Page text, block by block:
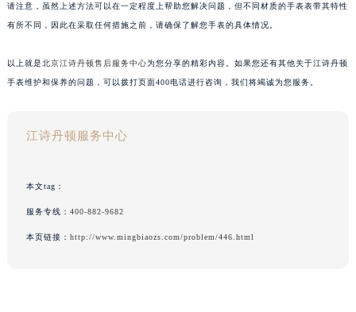
请注意，虽然上述方法可以在一定程度上帮助您解决问题，但不同材质的手表表带其特性
有所不同，因此在采取任何措施之前，请确保了解您手表的具体情况。
以上就是北京江诗丹顿售后服务中心为您分享的精彩内容。如果您还有其他关于江诗丹顿
手表维护和保养的问题，可以拨打页面400电话进行咨询，我们将竭诚为您服务。
江诗丹顿服务中心
本文tag：
服务专线： 400-882-9682
本页链接： http://www.mingbiaozs.com/problem/446.html